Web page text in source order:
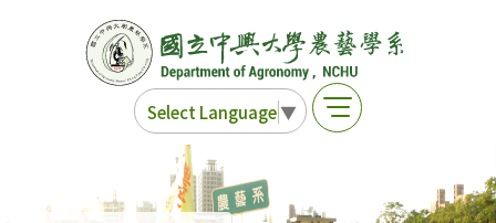
Select Language▼